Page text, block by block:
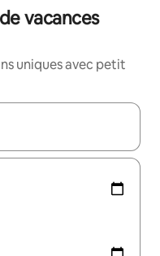
vacances
uniques avec petit
les flèches vers le